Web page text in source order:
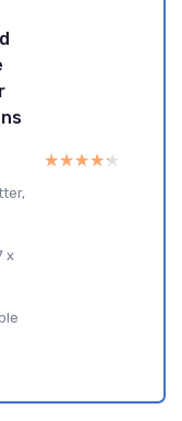
x
★★★★★
★★★★★